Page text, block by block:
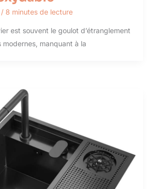
/ 8 minutes de lecture
est souvent le goulot d’étranglement
modernes, manquant à la